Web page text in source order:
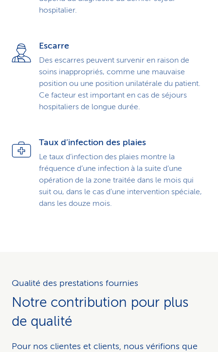
hospitalier.
Escarre
Des escarres peuvent survenir en raison de
soins inappropriés, comme une mauvaise
position ou une position unilatérale du patient.
Ce facteur est important en cas de séjours
hospitaliers de longue durée.
Taux d’infection des plaies
Le taux d’infection des plaies montre la
fréquence d’une infection à la suite d’une
opération de la zone traitée dans le mois qui
suit ou, dans le cas d’une intervention spéciale,
dans les douze mois.
Qualité des prestations fournies
Notre contribution pour plus
de qualité
Pour nos clientes et clients, nous vérifions que